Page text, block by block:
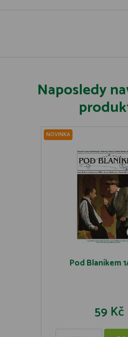
Naposledy
NOVINKA
Pod Blaníkem
59 Kč